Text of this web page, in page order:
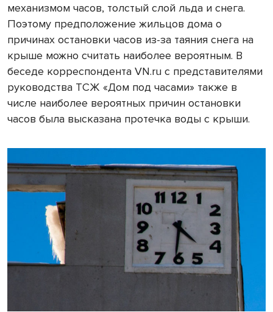
механизмом часов, толстый слой льда и снега.
Поэтому предположение жильцов дома о
причинах остановки часов из-за таяния снега на
крыше можно считать наиболее вероятным. В
беседе корреспондента VN.ru с представителями
руководства ТСЖ «Дом под часами» также в
числе наиболее вероятных причин остановки
часов была высказана протечка воды с крыши.